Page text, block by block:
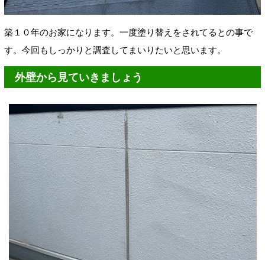
築１０年のお家になります。一度塗り替えをされてるとの事で
す。今回もしっかりと調査してまいりたいと思います。
外壁から見ていきましょう